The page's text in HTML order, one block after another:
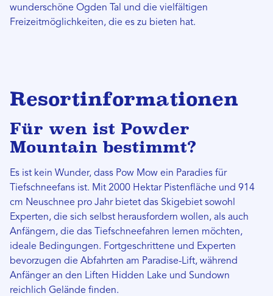
wunderschöne Ogden Tal und die vielfältigen
Freizeitmöglichkeiten, die es zu bieten hat.
Resortinformationen
Für wen ist Powder
Mountain bestimmt?
Es ist kein Wunder, dass Pow Mow ein Paradies für
Tiefschneefans ist. Mit 2000 Hektar Pistenfläche und 914
cm Neuschnee pro Jahr bietet das Skigebiet sowohl
Experten, die sich selbst herausfordern wollen, als auch
Anfängern, die das Tiefschneefahren lernen möchten,
ideale Bedingungen. Fortgeschrittene und Experten
bevorzugen die Abfahrten am Paradise-Lift, während
Anfänger an den Liften Hidden Lake und Sundown
reichlich Gelände finden.